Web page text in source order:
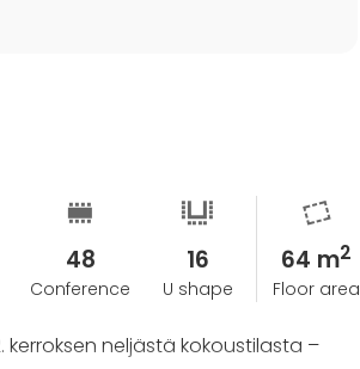
48
Conference
16
U shape
64 m2
Floor area
kerroksen neljästä kokoustilasta –